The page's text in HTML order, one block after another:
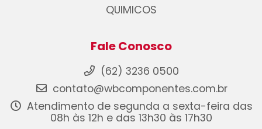
QUIMICOS
Fale Conosco
(62) 3236 0500
contato@wbcomponentes.com.br
Atendimento de segunda a sexta-feira das
08h às 12h e das 13h30 às 17h30